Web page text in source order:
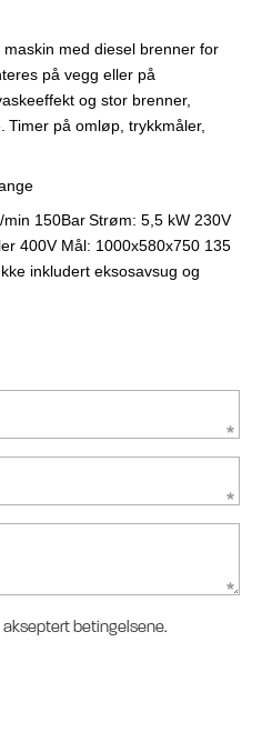
med diesel brenner for
på vegg eller på
og stor brenner,
Timer på omløp, trykkmåler,
min 150BarStrøm: 5,5 kW 230V
400V Mål: 1000x580x750 135
inkludert eksosavsug og
betingelsene.